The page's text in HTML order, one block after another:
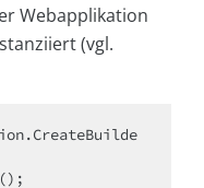
Webapplikation
(vgl.